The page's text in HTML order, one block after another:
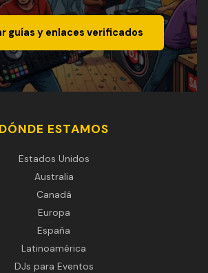
guías y enlaces verificados
DÓNDE ESTAMOS
Estados Unidos
Australia
Canadá
Europa
España
Latinoamérica
DJs para Eventos